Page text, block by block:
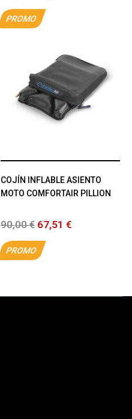
PROMO
COJÍN INFLABLE ASIENTO
MOTO COMFORTAIR PILLION
90,00 € 67,51 €
PROMO